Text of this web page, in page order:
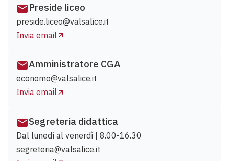
Preside liceo
preside.liceo@valsalice.it
Invia email
Amministratore CGA
economo@valsalice.it
Invia email
Segreteria didattica
Dal lunedì al venerdì | 8.00-16.30
segreteria@valsalice.it